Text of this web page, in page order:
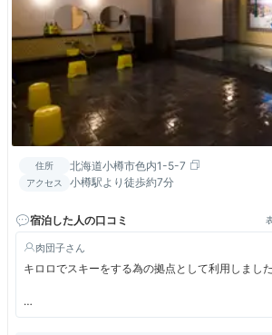
住所 北海道小樽市色内1-5-7
アクセス 小樽駅より徒歩約7分
宿泊した人の口コミ
肉団子
キロロでスキーをする為の拠点として利用しました
良かった所